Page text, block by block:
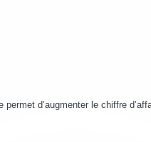
d’augmenter le chiffre